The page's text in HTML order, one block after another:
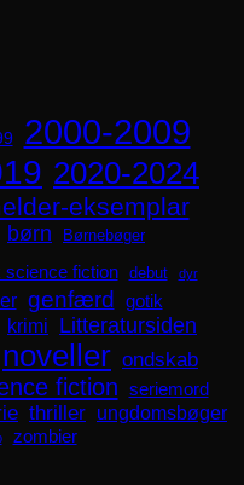
2000-2009
2020-2024
eksemplar
børn Børnebøger
science fiction debut dyr
genfærd
gotik
krimi Litteratursiden
noveller ondskab
fiction seriemord
thriller ungdomsbøger
zombier